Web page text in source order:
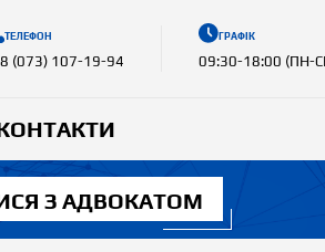
ТЕЛЕФОН
(073) 107-19-94
ГРАФІК
09:30-18:00 (ПН-
З АДВОКАТОМ